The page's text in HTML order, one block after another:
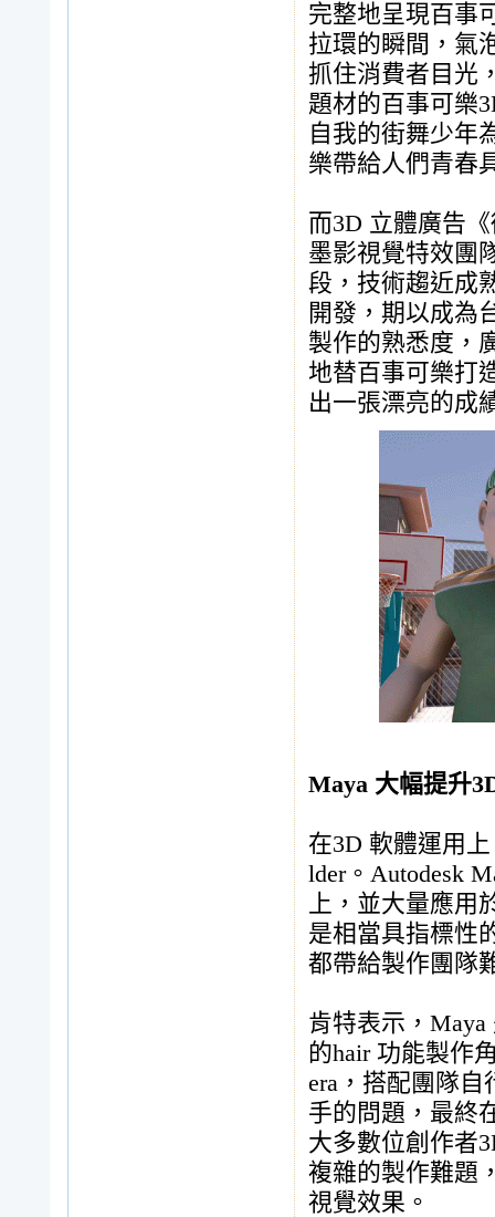
完整地呈現百事
拉環的瞬間，氣
抓住消費者目光
題材的百事可樂
自我的街舞少年
樂帶給人們青春
而3D 立體廣告
墨影視覺特效團
段，技術趨近成
開發，期以成為
製作的熟悉度，
地替百事可樂打
出一張漂亮的成
Maya 大幅提升
在3D 軟體運用
lder。Autodesk
上，並大量應
是相當具指標性
都帶給製作團隊
肯特表示，
的hair 功能製作
era，搭配團隊
手的問題，最終
大多數位創作者
複雜的製作難題
視覺效果。